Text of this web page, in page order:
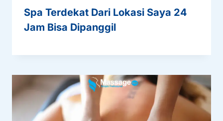
Spa Terdekat Dari Lokasi Saya 24
Jam Bisa Dipanggil